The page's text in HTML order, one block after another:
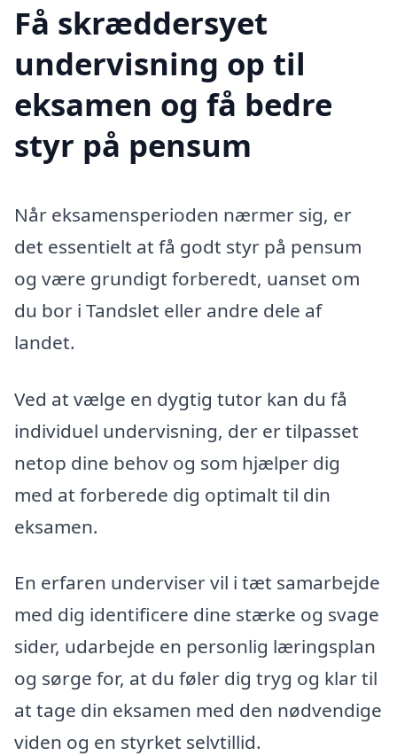
Få skræddersyet
undervisning op til
eksamen og få bedre
styr på pensum
Når eksamensperioden nærmer sig, er
det essentielt at få godt styr på pensum
og være grundigt forberedt, uanset om
du bor i Tandslet eller andre dele af
landet.
Ved at vælge en dygtig tutor kan du få
individuel undervisning, der er tilpasset
netop dine behov og som hjælper dig
med at forberede dig optimalt til din
eksamen.
En erfaren underviser vil i tæt samarbejde
med dig identificere dine stærke og svage
sider, udarbejde en personlig læringsplan
og sørge for, at du føler dig tryg og klar til
at tage din eksamen med den nødvendige
viden og en styrket selvtillid.